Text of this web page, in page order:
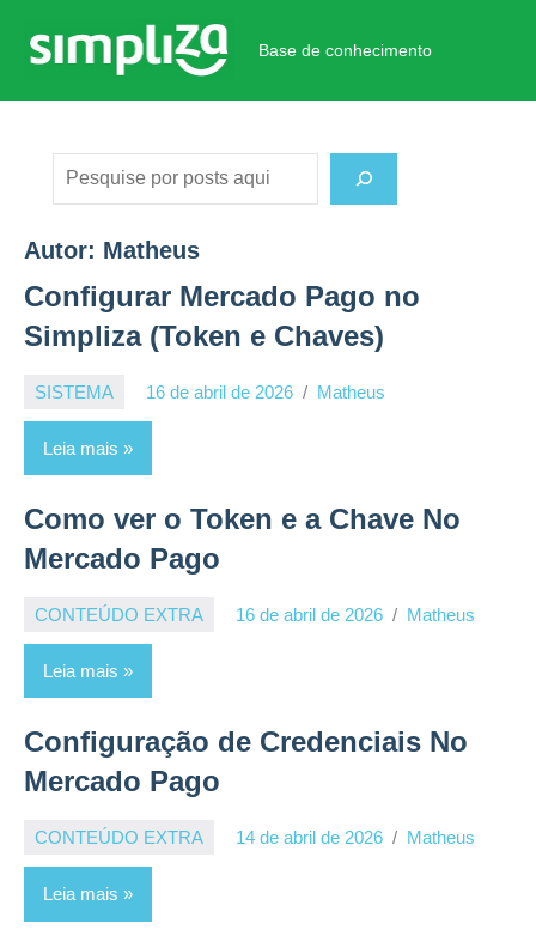
para
de
conhecimento
Base de conhecimento
Pesquisar
Autor: Matheus
Configurar Mercado Pago no
Simpliza (Token e Chaves)
SISTEMA 16 de abril de 2026 Matheus
Leia mais
Como ver o Token e a Chave No
Mercado Pago
CONTEÚDO EXTRA 16 de abril de 2026 Matheus
Leia mais
Configuração de Credenciais No
Mercado Pago
CONTEÚDO EXTRA 14 de abril de 2026 Matheus
Leia mais